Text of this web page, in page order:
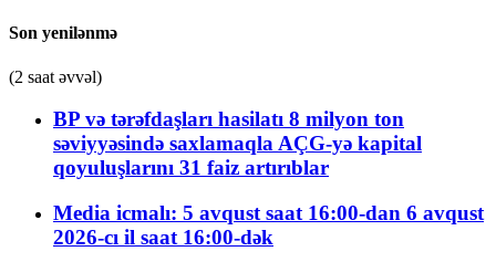
Son yenilənmə
(2 saat əvvəl)
BP və tərəfdaşları hasilatı 8 milyon ton
səviyyəsində saxlamaqla AÇG-yə kapital
qoyuluşlarını 31 faiz artırıblar
Media icmalı: 5 avqust saat 16:00-dan 6 avqust
2026-cı il saat 16:00-dək